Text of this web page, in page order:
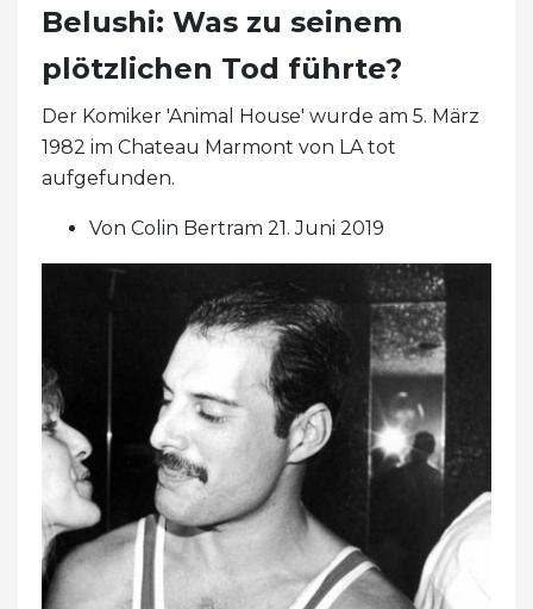
Belushi: Was zu seinem
plötzlichen Tod führte?
Der Komiker 'Animal House' wurde am 5. März
1982 im Chateau Marmont von LA tot
aufgefunden.
Von Colin Bertram 21. Juni 2019